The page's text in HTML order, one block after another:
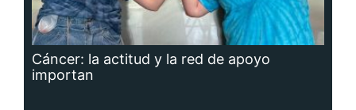
Cáncer: la actitud y la red de apoyo
importan